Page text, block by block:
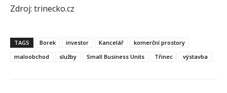
Zdroj: trinecko.cz
TAGS Borek investor Kancelář
komerční prostory
maloobchod
služby Small Business Units Třinec výstavba